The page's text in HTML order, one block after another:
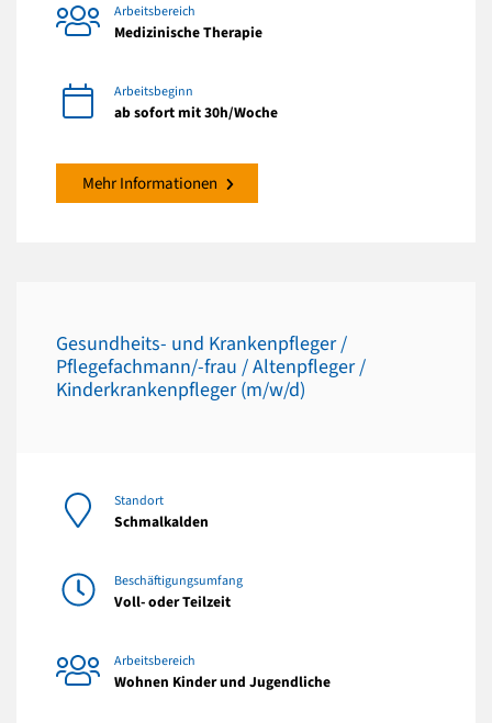
Arbeitsbereich
Medizinische Therapie
Arbeitsbeginn
ab sofort mit 30h/Woche
Mehr Informationen
Gesundheits- und Krankenpfleger /
Pflegefachmann/-frau / Altenpfleger /
Kinderkrankenpfleger (m/w/d)
Standort
Schmalkalden
Beschäftigungsumfang
Voll- oder Teilzeit
Arbeitsbereich
Wohnen Kinder und Jugendliche